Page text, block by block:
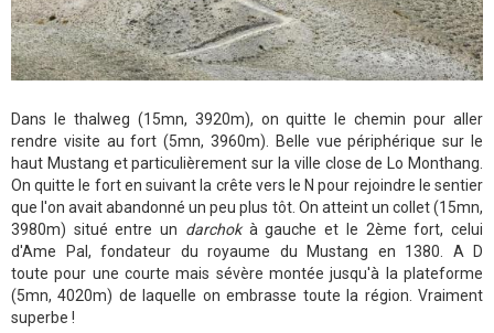
Dans le thalweg (15mn, 3920m), on quitte le chemin pour aller
rendre visite au fort (5mn, 3960m). Belle vue périphérique sur le
haut Mustang et particulièrement sur la ville close de Lo Monthang.
On quitte le fort en suivant la crête vers le N pour rejoindre le sentier
que l'on avait abandonné un peu plus tôt. On atteint un collet (15mn,
3980m) situé entre un darchokà gauche et le 2ème fort, celui
d'Ame Pal, fondateur du royaume du Mustang en 1380. A D
toute pour une courte mais sévère montée jusqu'à la plateforme
(5mn, 4020m) de laquelle on embrasse toute la région. Vraiment
superbe !